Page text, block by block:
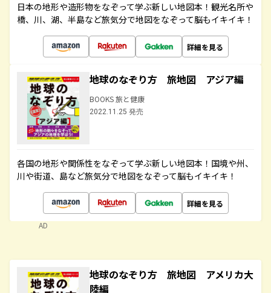
日本の地形や造形物をなぞって学ぶ新しい地図本！観光名所や
橋、川、湖、半島など旅気分で地図をなぞって脳もイキイキ！
詳細を見る
地球のなぞり方 旅地図 アジア編
BOOKS 旅と健康
2022.11.25 発売
各国の地形や関係性をなぞって学ぶ新しい地図本！国境や州、
川や街道、島など旅気分で地図をなぞって脳もイキイキ！
詳細を見る
AD
地球のなぞり方 旅地図 アメリカ大
陸編